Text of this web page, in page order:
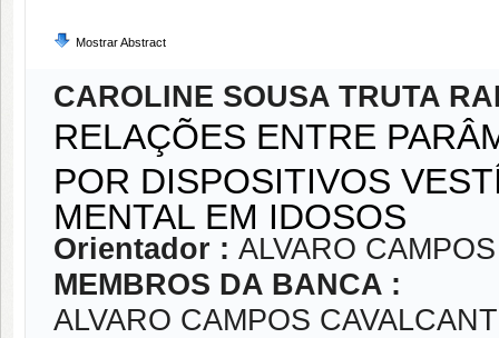
Mostrar Abstract
CAROLINE SOUSA TRUTA
RELAÇÕES ENTRE
POR DISPOSITIVOS
MENTAL EM IDOSOS
Orientador : ALVARO
MEMBROS DA BANCA :
ALVARO CAMPOS